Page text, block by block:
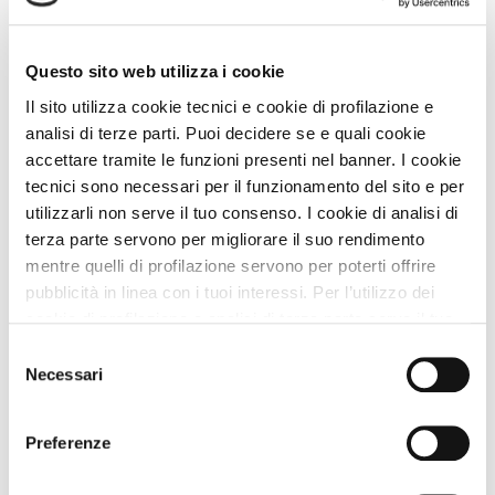
Questo sito web utilizza i cookie
Il sito utilizza cookie tecnici e cookie di profilazione e
analisi di terze parti. Puoi decidere se e quali cookie
accettare tramite le funzioni presenti nel banner. I cookie
tecnici sono necessari per il funzionamento del sito e per
utilizzarli non serve il tuo consenso. I cookie di analisi di
terza parte servono per migliorare il suo rendimento
mentre quelli di profilazione servono per poterti offrire
pubblicità in linea con i tuoi interessi. Per l’utilizzo dei
senza accettare” verranno installati solo i cookie tecnici.
Cliccando il pulsante “Accetta tutto” acconsenti all’utilizzo
di tutti i cookie. Cliccando il pulsante “mostra dettagli”
troverai le varie categorie di cookie e potrai accettare o
delNecessari
Preferenze
Animali Ammessi
Servizi per Animali
Servizi Struttura